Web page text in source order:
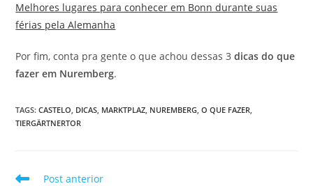
Melhores lugares para conhecer em Bonn durante suas
férias pela Alemanha
Por fim, conta pra gente o que achou dessas 3dicas do que
fazer em Nuremberg.
TAGS:CASTELO, DICAS, MARKTPLAZ, NUREMBERG, O QUE FAZER,
TIERGÄRTNERTOR
Leia
Post anterior